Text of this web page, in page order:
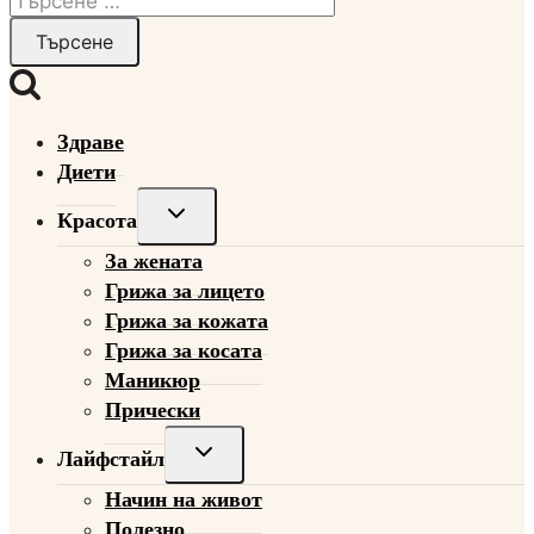
Здраве
Диети
Красота
Toggle
menu
За жената
Грижа за лицето
Грижа за кожата
Грижа за косата
Маникюр
Прически
Лайфстайл
Toggle
menu
Начин на живот
Полезно